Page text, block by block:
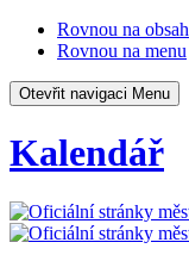
Rovnou na obsah
Rovnou na menu
Otevřit navigaci Menu
Kalendář